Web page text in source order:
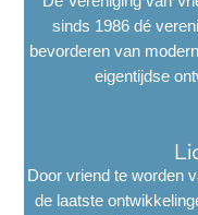
sinds 1986 dé
bevorderen van
eigentijdse
Door vriend te worden
de laatste